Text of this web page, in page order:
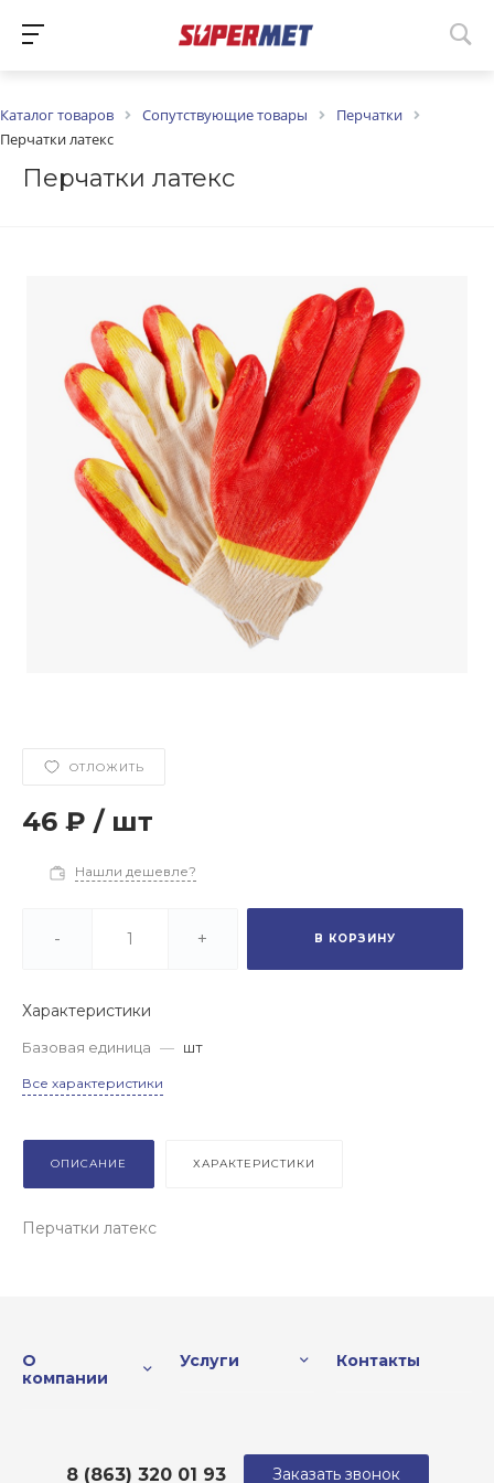
Каталог товаров Сопутствующие товары
Перчатки
Перчатки латекс
Перчатки латекс
ОТЛОЖИТЬ
46 ₽ / шт
Нашли дешевле?
- + В КОРЗИНУ
Характеристики
Базовая единица — шт
Все характеристики
ОПИСАНИЕ ХАРАКТЕРИСТИКИ
Перчатки латекс
О
компании
Услуги Контакты
8 (863) 320 01 93 Заказать звонок